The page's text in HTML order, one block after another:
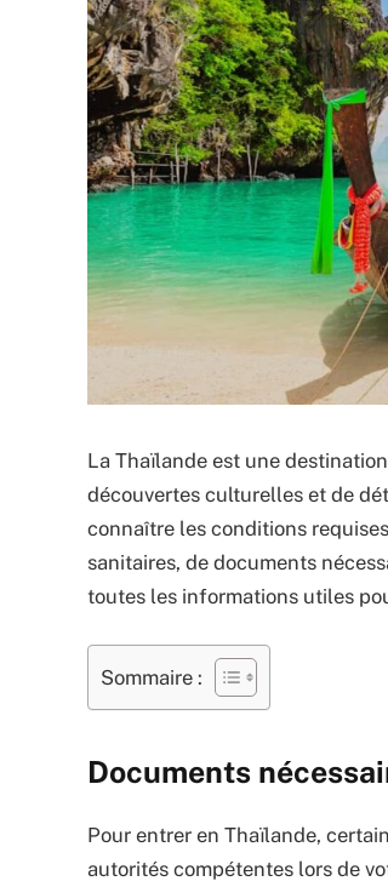
La Thaïlande est une
découvertes culturelles et de
connaître les conditions
sanitaires, de documents
toutes les informations utiles
Sommaire :
Documents
Pour entrer en Thaïlande,
autorités compétentes lors de